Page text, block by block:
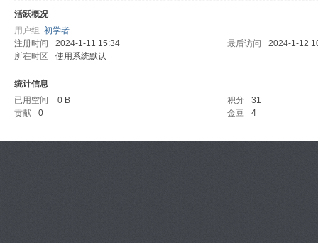
活跃概况
用户组 初学者
注册时间
2024-1-11 15:34 最后访问
2024-1-12
所在时区
使用系统默认
统计信息
已用空间
0 B 积分
31
贡献
0 金豆 4